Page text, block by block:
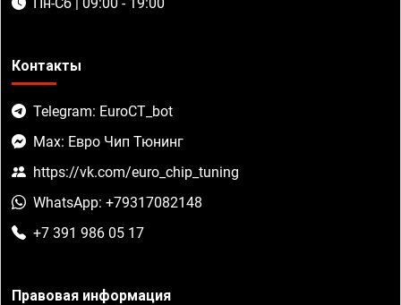
Контакты
Telegram: EuroCT_bot
Max: Евро Чип Тюнинг
https://vk.com/euro_chip_tuning
WhatsApp: +79317082148
+7 391 986 05 17
Правовая информация